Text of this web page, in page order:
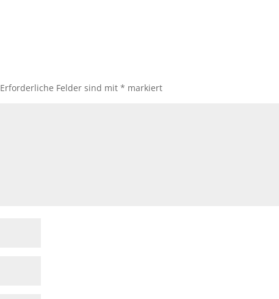
Erforderliche Felder sind mit* markiert